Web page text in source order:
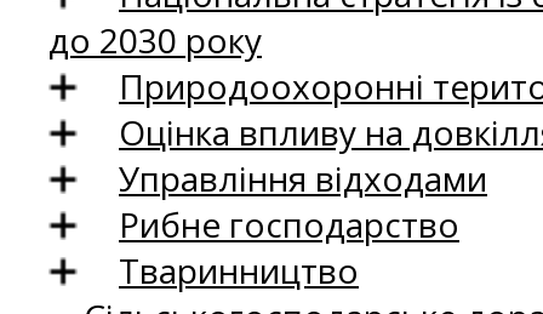
до 2030 року
Природоохоронні
Оцінка впливу на
Управління відходами
Рибне господарство
Тваринництво